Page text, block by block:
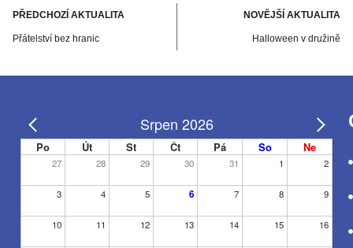
PŘEDCHOZÍ AKTUALITA
Přátelství bez hranic
NOVĚJŠÍ AKTUALITA
Halloween v družině
Srpen 2026
Po Út St Čt Pá So Ne
27 28 29 30 31 1 2
3 4 5 6 7 8 9
10 11 12 13 14 15 16